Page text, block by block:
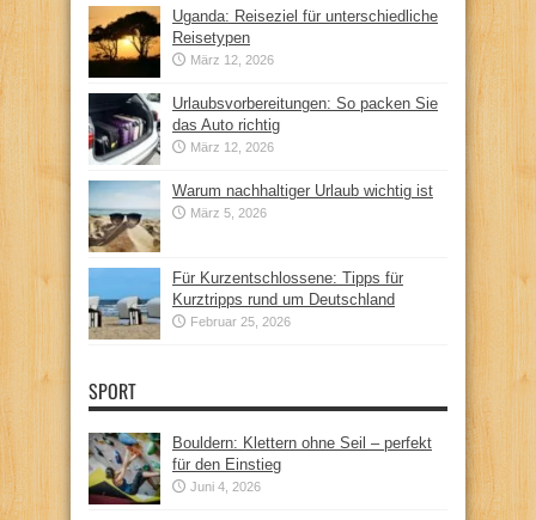
Uganda: Reiseziel für unterschiedliche
Reisetypen
März 12, 2026
Urlaubsvorbereitungen: So packen Sie
das Auto richtig
März 12, 2026
Warum nachhaltiger Urlaub wichtig ist
März 5, 2026
Für Kurzentschlossene: Tipps für
Kurztripps rund um Deutschland
Februar 25, 2026
SPORT
Bouldern: Klettern ohne Seil – perfekt
für den Einstieg
Juni 4, 2026